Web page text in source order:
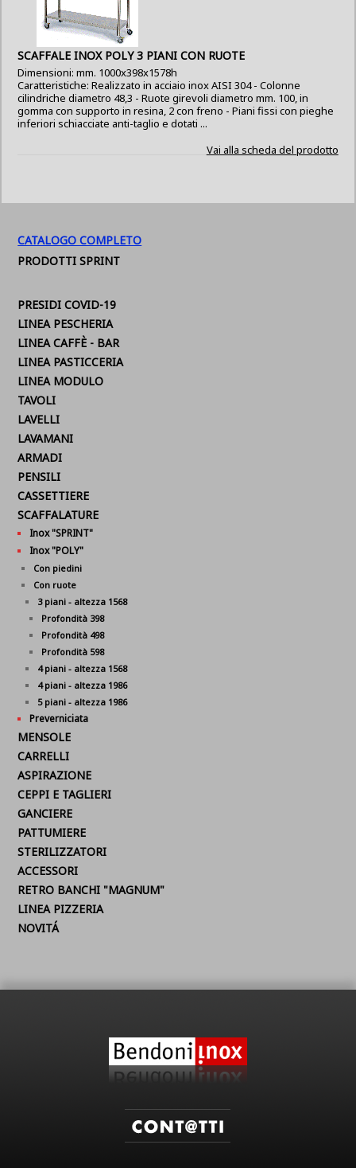
SCAFFALE INOX POLY 3 PIANI CON RUOTE
Dimensioni: mm. 1000x398x1578h
Caratteristiche: Realizzato in acciaio inox AISI 304 - Colonne
cilindriche diametro 48,3 - Ruote girevoli diametro mm. 100, in
gomma con supporto in resina, 2 con freno - Piani fissi con pieghe
inferiori schiacciate anti-taglio e dotati ...
Vai alla scheda del prodotto
CATALOGO COMPLETO
PRODOTTI SPRINT
PRESIDI COVID-19
LINEA PESCHERIA
LINEA CAFFÈ - BAR
LINEA PASTICCERIA
LINEA MODULO
TAVOLI
LAVELLI
LAVAMANI
ARMADI
PENSILI
CASSETTIERE
SCAFFALATURE
Inox "SPRINT"
Inox "POLY"
Con piedini
Con ruote
3 piani - altezza 1568
Profondità 398
Profondità 498
Profondità 598
4 piani - altezza 1568
4 piani - altezza 1986
5 piani - altezza 1986
Preverniciata
MENSOLE
CARRELLI
ASPIRAZIONE
CEPPI E TAGLIERI
GANCIERE
PATTUMIERE
STERILIZZATORI
ACCESSORI
RETRO BANCHI "MAGNUM"
LINEA PIZZERIA
NOVITÁ